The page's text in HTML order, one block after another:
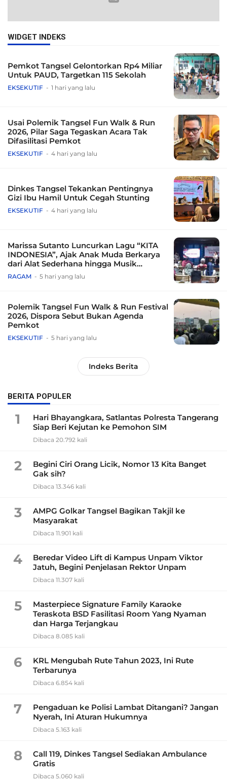
WIDGET INDEKS
Pemkot Tangsel Gelontorkan Rp4 Miliar
Untuk PAUD, Targetkan 115 Sekolah
EKSEKUTIF 1 hari yang lalu
Usai Polemik Tangsel Fun Walk & Run
2026, Pilar Saga Tegaskan Acara Tak
Difasilitasi Pemkot
EKSEKUTIF 4 hari yang lalu
Dinkes Tangsel Tekankan Pentingnya
Gizi Ibu Hamil Untuk Cegah Stunting
EKSEKUTIF 4 hari yang lalu
Marissa Sutanto Luncurkan Lagu “KITA
INDONESIA”, Ajak Anak Muda Berkarya
dari Alat Sederhana hingga Musik
Tradisional
RAGAM 5 hari yang lalu
Polemik Tangsel Fun Walk & Run Festival
2026, Dispora Sebut Bukan Agenda
Pemkot
EKSEKUTIF 5 hari yang lalu
Indeks Berita
BERITA POPULER
1
Hari Bhayangkara, Satlantas Polresta Tangerang
Siap Beri Kejutan ke Pemohon SIM
Dibaca 20.792 kali
2
Begini Ciri Orang Licik, Nomor 13 Kita Banget
Gak sih?
Dibaca 13.346 kali
3
AMPG Golkar Tangsel Bagikan Takjil ke
Masyarakat
Dibaca 11.901 kali
4
Beredar Video Lift di Kampus Unpam Viktor
Jatuh, Begini Penjelasan Rektor Unpam
Dibaca 11.307 kali
5
Masterpiece Signature Family Karaoke
Teraskota BSD Fasilitasi Room Yang Nyaman
dan Harga Terjangkau
Dibaca 8.085 kali
6
KRL Mengubah Rute Tahun 2023, Ini Rute
Terbarunya
Dibaca 6.854 kali
7
Pengaduan ke Polisi Lambat Ditangani? Jangan
Nyerah, Ini Aturan Hukumnya
Dibaca 5.163 kali
8
Call 119, Dinkes Tangsel Sediakan Ambulance
Gratis
Dibaca 5.060 kali